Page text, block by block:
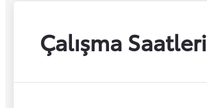
Çalışma Saatleri